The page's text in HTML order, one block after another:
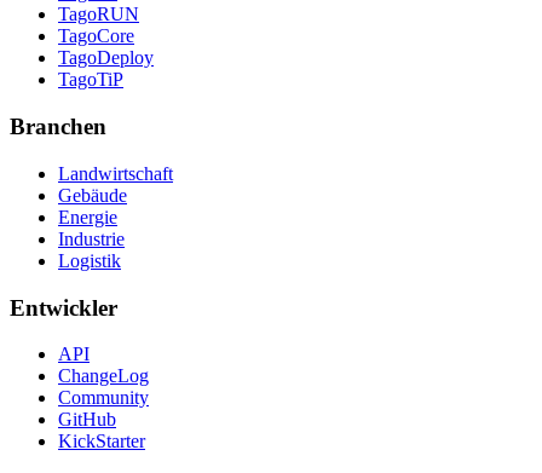
TagoRUN
TagoCore
TagoDeploy
TagoTiP
Branchen
Landwirtschaft
Gebäude
Energie
Industrie
Logistik
Entwickler
API
ChangeLog
Community
GitHub
KickStarter